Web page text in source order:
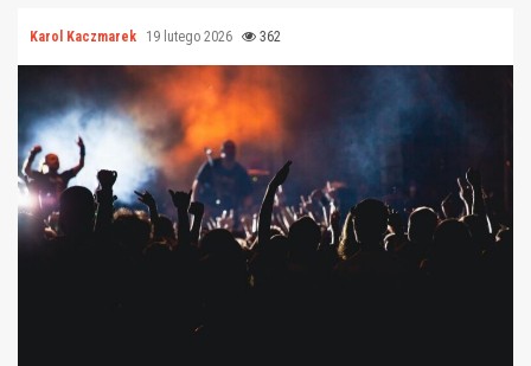
Karol Kaczmarek 19 lutego 2026 362